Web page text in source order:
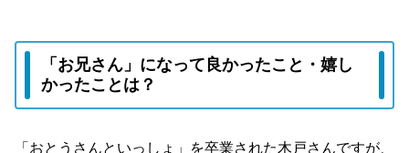
「お兄さん」になって良かったこと・嬉し
かったことは？
「おとうさんといっしょ」を卒業された木戸さんですが、